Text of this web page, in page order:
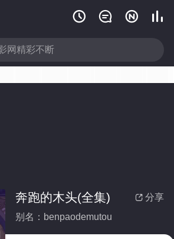
   
 分享
奔跑的木头(全集)
别名：benpaodemutou